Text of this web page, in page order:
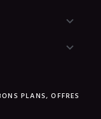


PLANS, OFFRES